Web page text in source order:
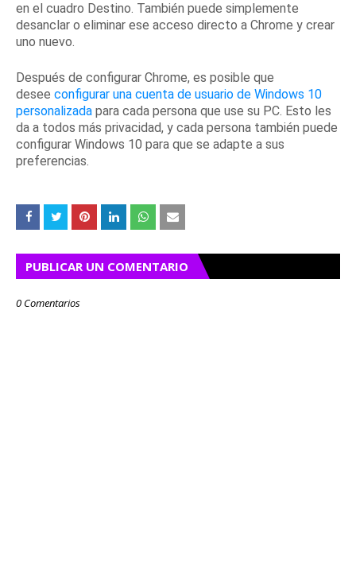
en el cuadro Destino. También puede simplemente
desanclar o eliminar ese acceso directo a Chrome y crear
uno nuevo.
Después de configurar Chrome, es posible que
desee configurar una cuenta de usuario de Windows 10
personalizada para cada persona que use su PC. Esto les
da a todos más privacidad, y cada persona también puede
configurar Windows 10 para que se adapte a sus
preferencias.
PUBLICAR UN COMENTARIO
0 Comentarios